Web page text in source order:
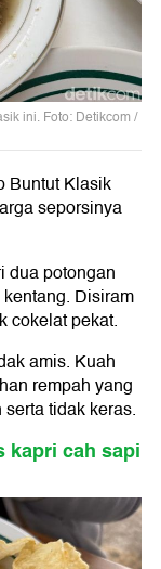
ini. Foto: Detikcom /
Buntut Klasik
seporsinya
dua potongan
Disiram
cokelat pekat.
amis. Kuah
rempah yang
tidak keras.
kapri cah sapi